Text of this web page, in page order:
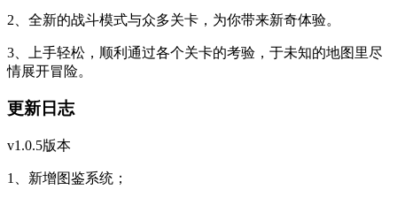
2、全新的战斗模式与众多关卡，为你带来新奇体验。
3、上手轻松，顺利通过各个关卡的考验，于未知的地图里尽
情展开冒险。
更新日志
v1.0.5版本
1、新增图鉴系统；